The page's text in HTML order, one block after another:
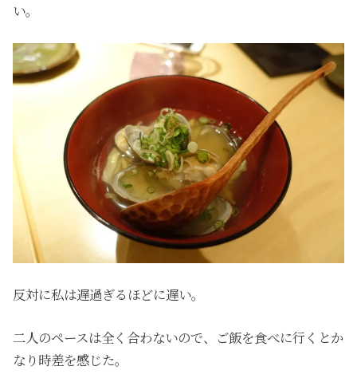
い。
反対に私は遅過ぎるほどに遅い。
二人のペースは全く合わないので、ご飯を食べに行くとか
なり時差を感じた。